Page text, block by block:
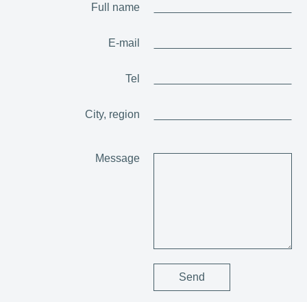
Full name
E-mail
Tel
City, region
Message